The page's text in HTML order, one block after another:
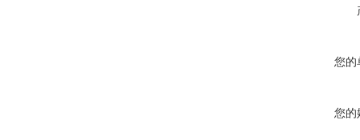
您的
您的